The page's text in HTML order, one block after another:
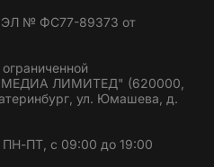
ЭЛ № ФС77-89373 от
МЕДИА ЛИМИТЕД" (620000,
ул. Юмашева, д.
ПН-ПТ, с 09:00 до 19:00